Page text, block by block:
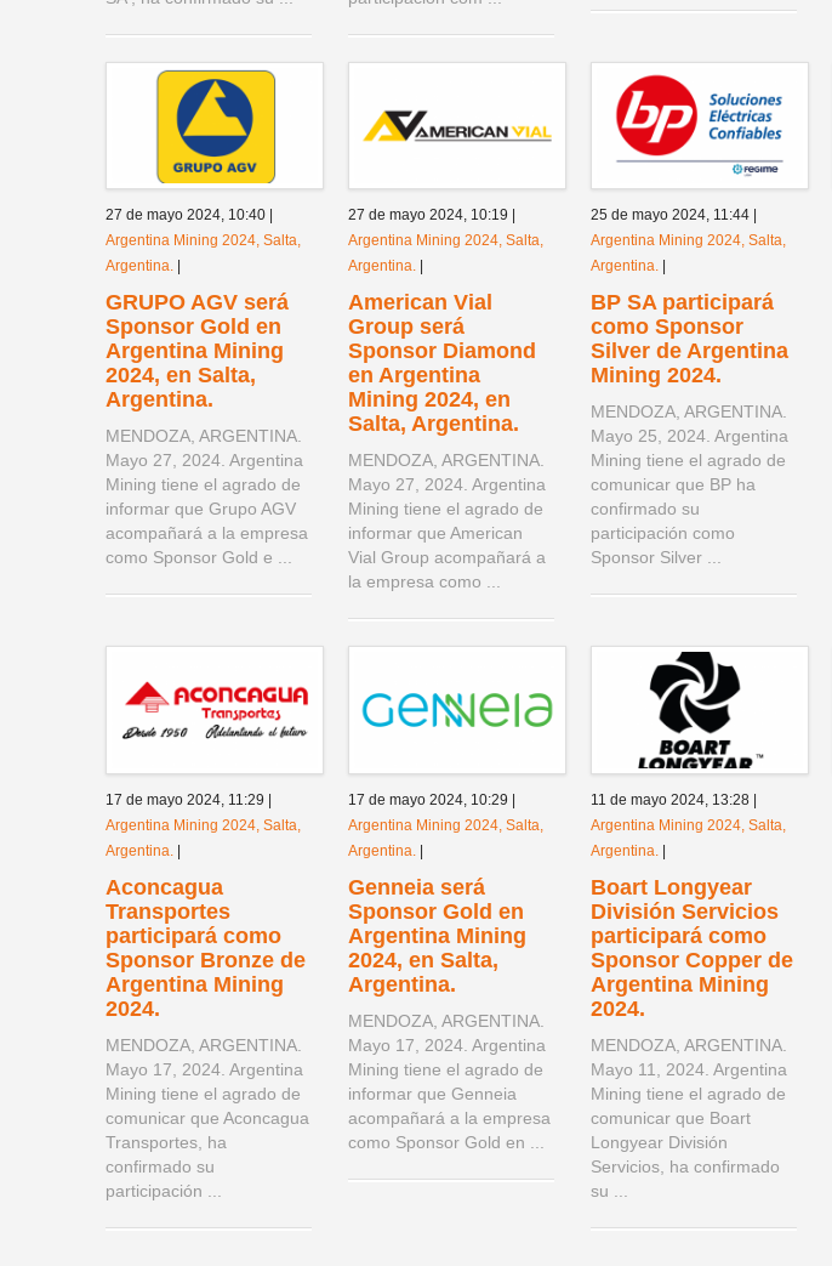
27 de mayo 2024, 10:40
Argentina Mining 2024, Salta,
Argentina.
GRUPO AGV será
Sponsor Gold en
Argentina Mining
2024, en Salta,
Argentina.
MENDOZA, ARGENTINA.
Mayo 27, 2024. Argentina
Mining tiene el agrado de
informar que Grupo AGV
acompañará a la empresa
como Sponsor Gold e ...
27 de mayo 2024, 10:19
Argentina Mining 2024, Salta,
Argentina.
American Vial
Group será
Sponsor Diamond
en Argentina
Mining 2024, en
Salta, Argentina.
MENDOZA, ARGENTINA.
Mayo 27, 2024. Argentina
Mining tiene el agrado de
informar que American
Vial Group acompañará a
la empresa como ...
25 de mayo 2024, 11:44
Argentina Mining 2024, Salta,
Argentina.
BP SA participará
como Sponsor
Silver de Argentina
Mining 2024.
MENDOZA, ARGENTINA.
Mayo 25, 2024. Argentina
Mining tiene el agrado de
comunicar que BP ha
confirmado su
participación como
Sponsor Silver ...
17 de mayo 2024, 11:29 |
Argentina Mining 2024, Salta,
Argentina. |
Aconcagua
Transportes
participará como
Sponsor Bronze de
Argentina Mining
2024.
MENDOZA, ARGENTINA.
Mayo 17, 2024. Argentina
Mining tiene el agrado de
comunicar que Aconcagua
Transportes, ha
confirmado su
participación ...
17 de mayo 2024, 10:29 |
Argentina Mining 2024, Salta,
Argentina. |
Genneia será
Sponsor Gold en
Argentina Mining
2024, en Salta,
Argentina.
MENDOZA, ARGENTINA.
Mayo 17, 2024. Argentina
Mining tiene el agrado de
informar que Genneia
acompañará a la empresa
como Sponsor Gold en ...
11 de mayo 2024, 13:28 |
Argentina Mining 2024, Salta,
Argentina. |
Boart Longyear
División Servicios
participará como
Sponsor Copper de
Argentina Mining
2024.
MENDOZA, ARGENTINA.
Mayo 11, 2024. Argentina
Mining tiene el agrado de
comunicar que Boart
Longyear División
Servicios, ha confirmado
su ...